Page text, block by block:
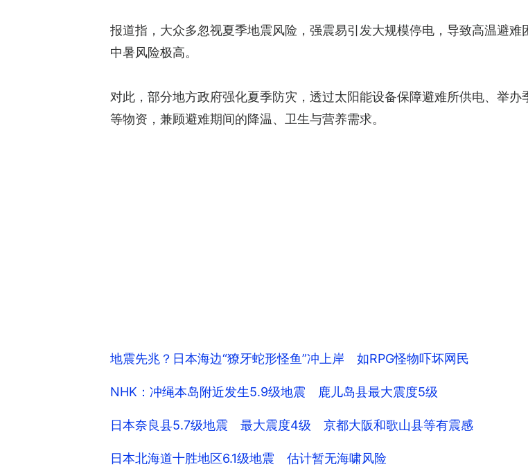
报道指，大众多忽视夏季地震风险，强震易引发大规模停电，导致高温避
中暑风险极高。
对此，部分地方政府强化夏季防灾，透过太阳能设备保障避难所供电、举
等物资，兼顾避难期间的降温、卫生与营养需求。
地震先兆？日本海边“獠牙蛇形怪鱼”冲上岸 如RPG怪物吓坏网民
NHK：冲绳本岛附近发生5.9级地震 鹿儿岛县最大震度5级
日本奈良县5.7级地震 最大震度4级 京都大阪和歌山县等有震感
日本北海道十胜地区6.1级地震 估计暂无海啸风险